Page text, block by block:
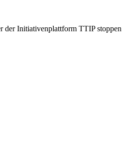
der Initiativenplattform TTIP stoppen